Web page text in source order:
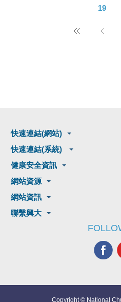
19
快速連結(網站)
快速連結(系統)
健康安全資訊
網站資源
網站資訊
聯繫興大
Copyright © National